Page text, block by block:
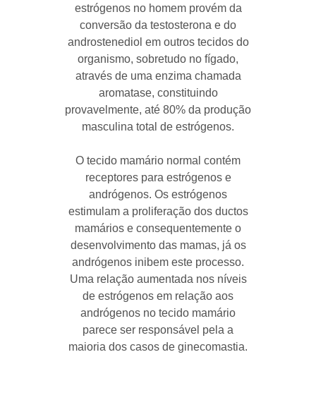
estrógenos no homem provém da
conversão da testosterona e do
androstenediol em outros tecidos do
organismo, sobretudo no fígado,
através de uma enzima chamada
aromatase, constituindo
provavelmente, até 80% da produção
masculina total de estrógenos.
O tecido mamário normal contém
receptores para estrógenos e
andrógenos. Os estrógenos
estimulam a proliferação dos ductos
mamários e consequentemente o
desenvolvimento das mamas, já os
andrógenos inibem este processo.
Uma relação aumentada nos níveis
de estrógenos em relação aos
andrógenos no tecido mamário
parece ser responsável pela a
maioria dos casos de ginecomastia.